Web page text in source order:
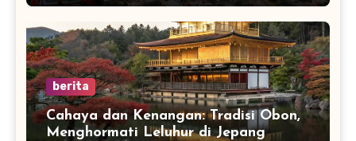
berita
Cahaya dan Kenangan: Tradisi Obon,
Menghormati Leluhur di Jepang